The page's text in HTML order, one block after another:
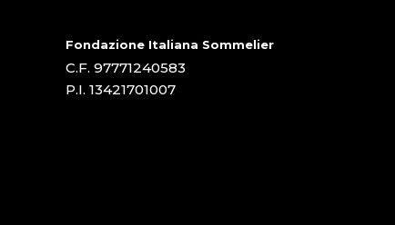
Fondazione Italiana Sommelier
C.F. 97771240583
P.I. 13421701007